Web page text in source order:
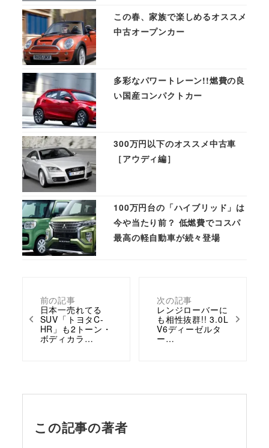
前の記事
日本一売れてる
SUV「トヨタC-
HR」も2トーン・
ボディカラ…
次の記事
レンジローバーに
も相性抜群!! 3.0L
V6ディーゼルタ
ー…
この春、家族で楽しめるオススメ
中古オープンカー
多彩なパワートレーン!!燃費の良
い国産コンパクトカー
300万円以下のオススメ中古車
［アウディ編］
100万円台の「ハイブリッド」は
今や当たり前？ 低燃費でコスパ
最高の軽自動車が続々登場
この記事の著者